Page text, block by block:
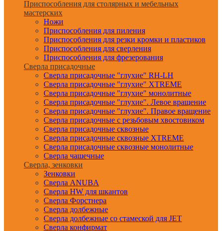
Приспособления для столярных и мебельных
мастерских
Ножи
Приспособления для пиления
Приспособления для резки кромки и пластиков
Приспособления для сверления
Приспособления для фрезерования
Сверла присадочные
Сверла присадочные "глухие" RH-LH
Сверла присадочные "глухие" XTREME
Сверла присадочные "глухие" монолитные
Сверла присадочные "глухие". Левое вращение
Сверла присадочные "глухие". Правое вращение
Сверла присадочные с резьбовым хвостовиком
Сверла присадочные сквозные
Сверла присадочные сквозные XTREME
Сверла присадочные сквозные монолитные
Сверла чашечные
Сверла, зенковки
Зенковки
Сверла ANUBA
Сверла HW для шкантов
Сверла Форстнера
Сверла долбежные
Сверла долбежные со стамеской для JET
Сверла конфирмат